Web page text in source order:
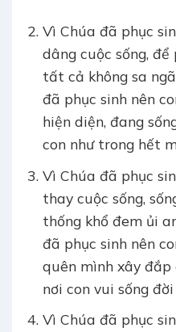
Vì Chúa đã phục
dâng cuộc sống,
tất cả không sa
đã phục sinh nên
hiện diện, đang
con như trong hết
Vì Chúa đã phục
thay cuộc sống,
thống khổ đem ủi
đã phục sinh nên
quên mình xây đắp
nơi con vui sống
Vì Chúa đã phục